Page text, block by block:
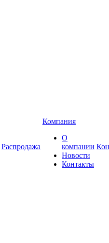
Распродажа
Компания
О
компании
Новости
Контакты